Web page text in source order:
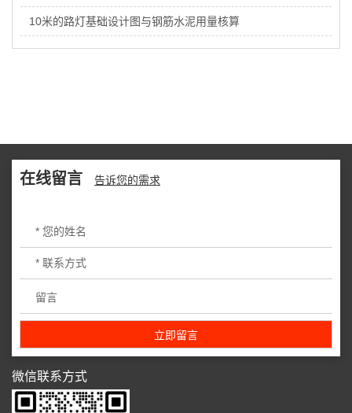
10米的路灯基础设计图与钢筋水泥用量核算
在线留言 告诉您的需求
微信联系方式